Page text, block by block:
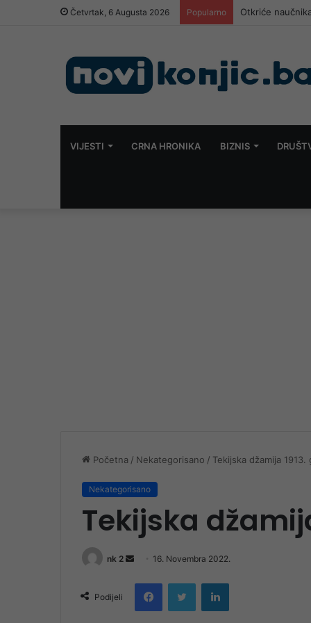
Četvrtak, 6 Augusta 2026 Popularno Otkriće
VIJESTI CRNA HRONIKA BIZNIS
Početna / Nekategorisano / Tekijska džamija 1913.
Nekategorisano
Tekijska
nk 2
d
16. Novembra 2022.
Podijeli